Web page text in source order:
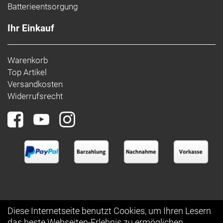
Batterieentsorgung
Ihr Einkauf
Warenkorb
Top Artikel
Versandkosten
Widerrufsrecht
Diese Internetseite benutzt Cookies, um Ihren Lesern